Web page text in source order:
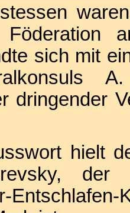
Föderation
sich mit
dringender
hielt